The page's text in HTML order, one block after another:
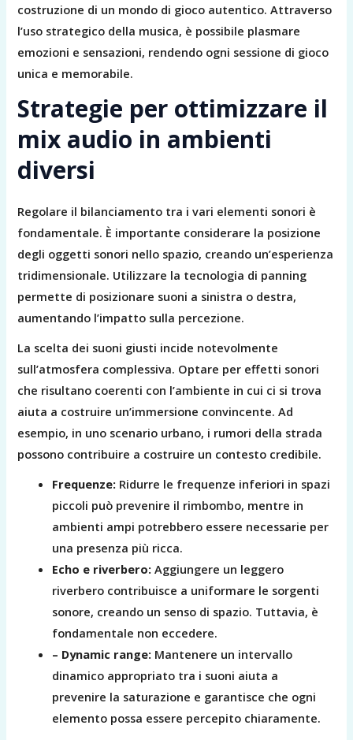
costruzione di un mondo di gioco autentico. Attraverso
l’uso strategico della musica, è possibile plasmare
emozioni e sensazioni, rendendo ogni sessione di gioco
unica e memorabile.
Strategie per ottimizzare il
mix audio in ambienti
diversi
Regolare il bilanciamento tra i vari elementi sonori è
fondamentale. È importante considerare la posizione
degli oggetti sonori nello spazio, creando un’esperienza
tridimensionale. Utilizzare la tecnologia di panning
permette di posizionare suoni a sinistra o destra,
aumentando l’impatto sulla percezione.
La scelta dei suoni giusti incide notevolmente
sull’atmosfera complessiva. Optare per effetti sonori
che risultano coerenti con l’ambiente in cui ci si trova
aiuta a costruire un’immersione convincente. Ad
esempio, in uno scenario urbano, i rumori della strada
possono contribuire a costruire un contesto credibile.
Frequenze: Ridurre le frequenze inferiori in spazi
piccoli può prevenire il rimbombo, mentre in
ambienti ampi potrebbero essere necessarie per
una presenza più ricca.
Echo e riverbero: Aggiungere un leggero
riverbero contribuisce a uniformare le sorgenti
sonore, creando un senso di spazio. Tuttavia, è
fondamentale non eccedere.
– Dynamic range: Mantenere un intervallo
dinamico appropriato tra i suoni aiuta a
prevenire la saturazione e garantisce che ogni
elemento possa essere percepito chiaramente.